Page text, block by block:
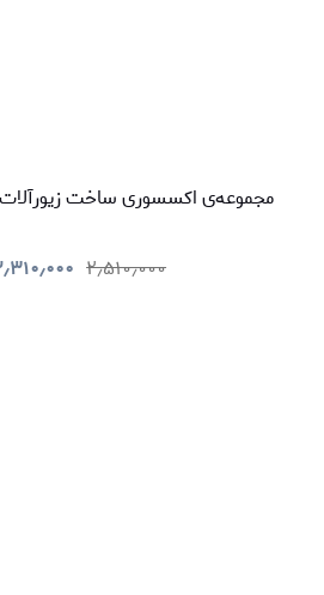
مجموعه‌ی اکسسوری ساخت
۲٫۵۱۰٫۰۰۰